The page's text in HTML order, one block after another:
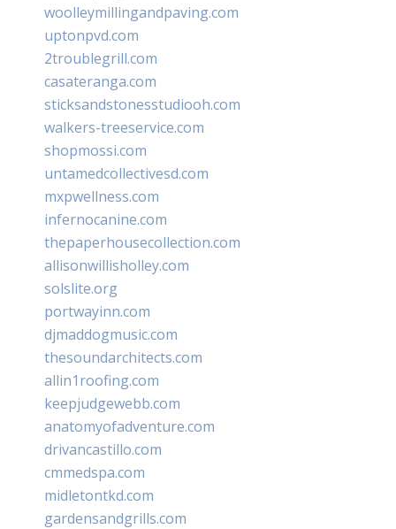
woolleymillingandpaving.com
uptonpvd.com
2troublegrill.com
casateranga.com
sticksandstonesstudiooh.com
walkers-treeservice.com
shopmossi.com
untamedcollectivesd.com
mxpwellness.com
infernocanine.com
thepaperhousecollection.com
allisonwillisholley.com
solslite.org
portwayinn.com
djmaddogmusic.com
thesoundarchitects.com
allin1roofing.com
keepjudgewebb.com
anatomyofadventure.com
drivancastillo.com
cmmedspa.com
midletontkd.com
gardensandgrills.com